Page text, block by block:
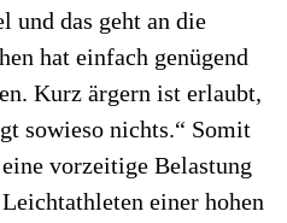
und das geht an die
hat einfach genügend
Kurz ärgern ist erlaubt,
sowieso nichts.“ Somit
vorzeitige Belastung
einer hohen